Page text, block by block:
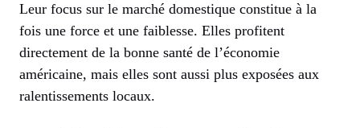
Leur focus sur le marché domestique constitue à la
fois une force et une faiblesse. Elles profitent
directement de la bonne santé de l’économie
américaine, mais elles sont aussi plus exposées aux
ralentissements locaux.